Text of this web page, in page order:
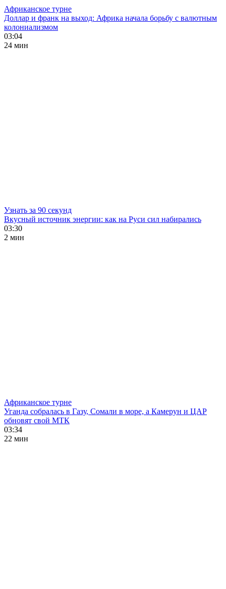
Африканское турне
Доллар и франк на выход: Африка начала борьбу с валютным
колониализмом
03:04
24 мин
Узнать за 90 секунд
Вкусный источник энергии: как на Руси сил набирались
03:30
2 мин
Африканское турне
Уганда собралась в Газу, Сомали в море, а Камерун и ЦАР
обновят свой МТК
03:34
22 мин